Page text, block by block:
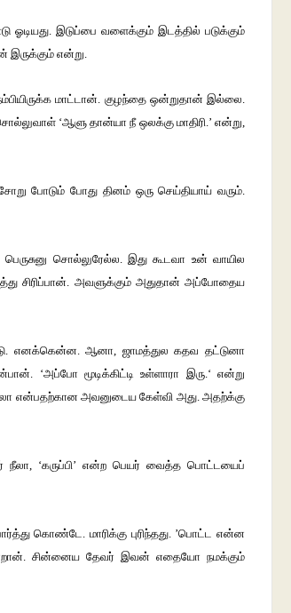
ஓடியது. இடுப்பை வளைக்கும் இடத்தில் படுக்கும்
இருக்கும் என்று.
மாட்டான். குழந்தை ஒன்றுதான் இல்லை.
‘ஆளு தான்யா நீ ஒலக்கு மாதிரி.’ என்று,
சோறு போடும் போது தினம் ஒரு செய்தியாய் வரும்.
சொல்லுரேல்ல. இது கூடவா உன் வாயில
சிரிப்பான். அவளுக்கும் அதுதான் அப்போதைய
எனக்கென்ன. ஆனா, ஜாமத்துல கதவ தட்டுனா
‘அப்போ மூடிக்கிட்டி உள்ளாரா இரு.‘ என்று
என்பதற்கான அவனுடைய கேள்வி அது. அதற்க்கு
நீலா, ‘கருப்பி’ என்ற பெயர் வைத்த பொட்டயைப்
கொண்டே. மாரிக்கு புரிந்தது. ’பொட்ட என்ன
சின்னைய தேவர் இவன் எதையோ நமக்கும்